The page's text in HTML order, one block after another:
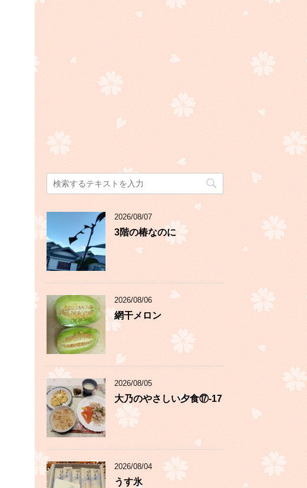
2026/08/07
3階の椿なのに
2026/08/06
網干メロン
2026/08/05
大乃のやさしい夕食⑰-17
2026/08/04
うす氷